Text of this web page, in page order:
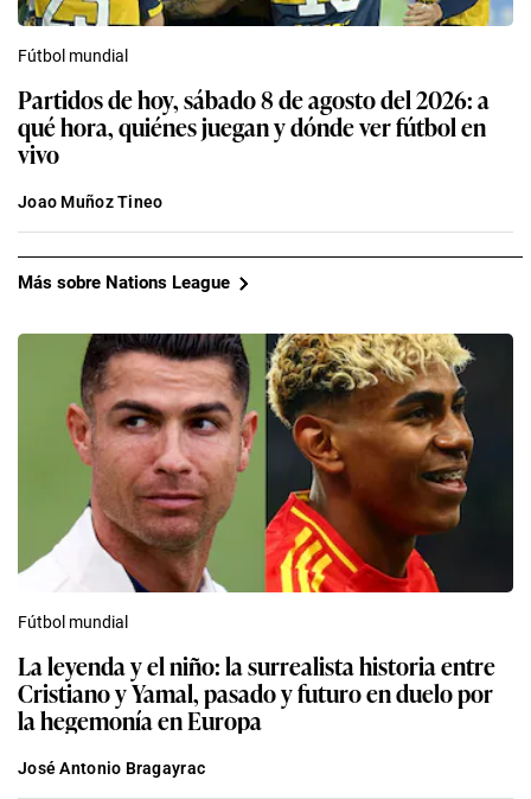
Fútbol mundial
Partidos de hoy, sábado 8 de agosto del 2026: a
qué hora, quiénes juegan y dónde ver fútbol en
vivo
Joao Muñoz Tineo
Más sobre Nations League
Fútbol mundial
La leyenda y el niño: la surrealista historia entre
Cristiano y Yamal, pasado y futuro en duelo por
la hegemonía en Europa
José Antonio Bragayrac